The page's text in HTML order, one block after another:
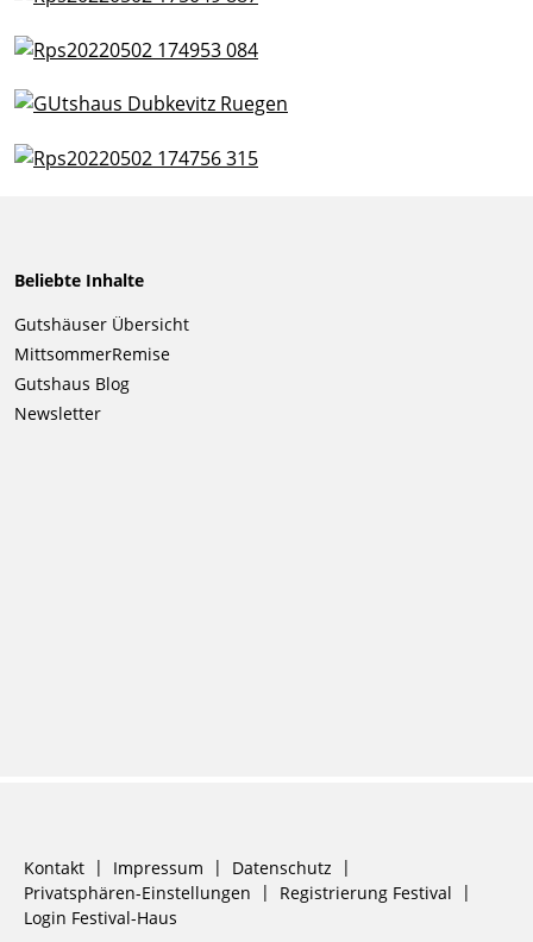
Beliebte Inhalte
Navigation
überspringen
Gutshäuser Übersicht
MittsommerRemise
Gutshaus Blog
Newsletter
Navigation
überspringen
Kontakt Impressum
Datenschutz
Privatsphären-Einstellungen
Registrierung Festival
Login Festival-Haus